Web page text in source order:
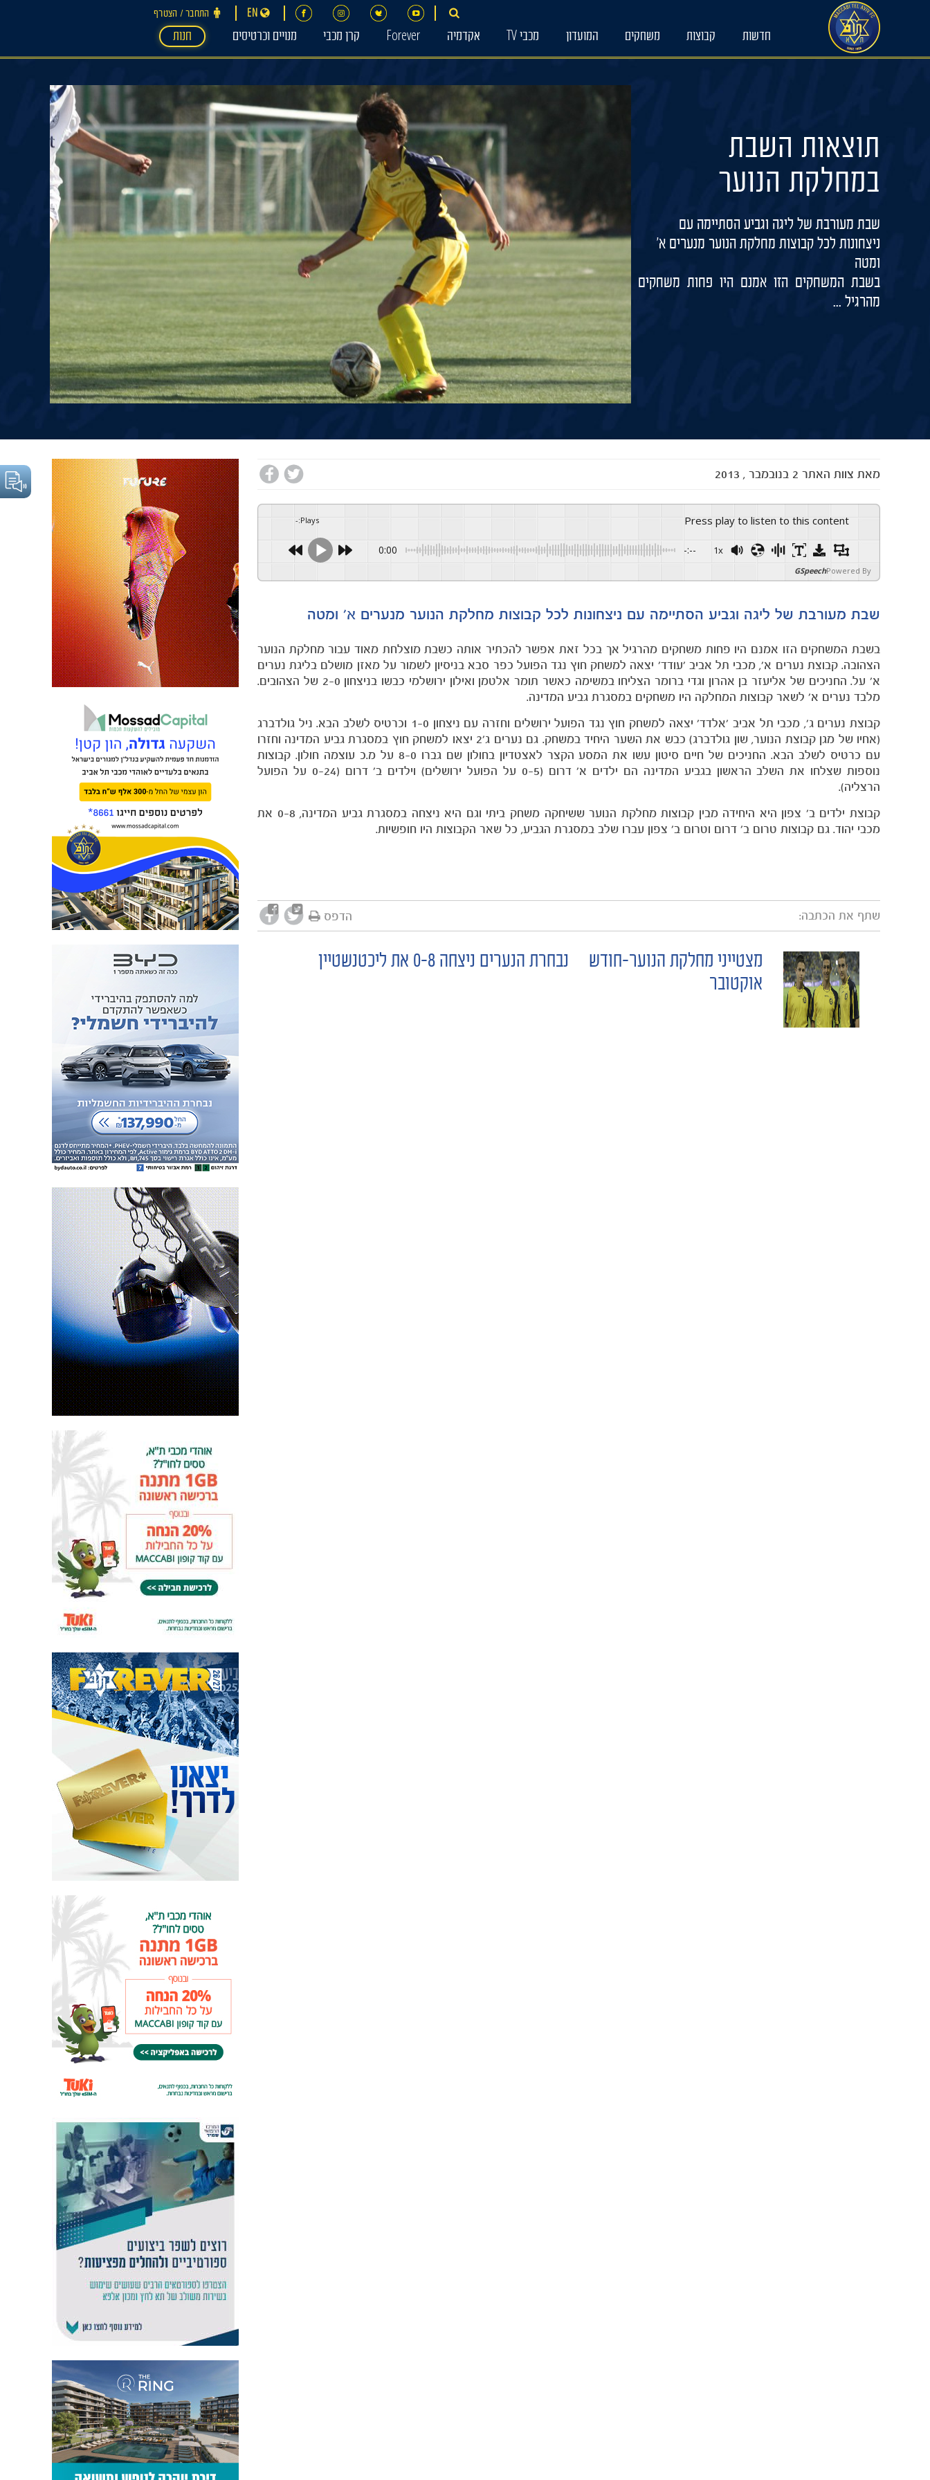
התחבר ‪/‬ הצטרף EN
חדשות קבוצות משחקים המועדון מכבי TV אקדמיה Forever קרן מכבי מנויים וכרטיסים חנות
תוצאות השבת
במחלקת הנוער
שבת מעורבת של ליגה וגביע הסתיימה עם
ניצחונות לכל קבוצות מחלקת הנוער מנערים א'
ומטה
בשבת המשחקים הזו אמנם היו פחות משחקים
מהרגיל ...
מאת צוות האתר 2 בנובמבר , 2013
Press play to listen to this content
Plays
:
-
0:00 -:-- 1x
Powered By
GSpeech
שבת מעורבת של ליגה וגביע הסתיימה עם ניצחונות לכל קבוצות מחלקת הנוער מנערים א' ומטה
בשבת המשחקים הזו אמנם היו פחות משחקים מהרגיל אך בכל זאת אפשר להכתיר אותה כשבת מוצלחת מאוד עבור מחלקת הנוער
הצהובה. קבוצת נערים א', מכבי תל אביב 'עודד' יצאה למשחק חוץ נגד הפועל כפר סבא בניסיון לשמור על מאזן מושלם בליגת נערים
א' על. החניכים של אליעזר בן אהרון וגדי ברומר הצליחו במשימה כאשר תומר אלטמן ואילון ירושלמי כבשו בניצחון 2-0 של הצהובים.
מלבד נערים א' לשאר קבוצות המחלקה היו משחקים במסגרת גביע המדינה.
קבוצת נערים ג', מכבי תל אביב 'אלדד' יצאה למשחק חוץ נגד הפועל ירושלים וחזרה עם ניצחון 1-0 וכרטיס לשלב הבא. ניל גולדברג
(אחיו של מגן קבוצת הנוער, שון גולדברג) כבש את השער היחיד במשחק. גם נערים ג'2 יצאו למשחק חוץ במסגרת גביע המדינה וחזרו
עם כרטיס לשלב הבא. החניכים של חיים סיטון עשו את המסע הקצר לאצטדיון בחולון שם גברו 8-0 על מ.כ עוצמה חולון. קבוצות
נוספות שצלחו את השלב הראשון בגביע המדינה הם ילדים א' דרום (0-5 על הפועל ירושלים) וילדים ב' דרום (0-24 על הפועל
הרצליה).
קבוצת ילדים ב' צפון היא היחידה מבין קבוצות מחלקת הנוער ששיחקה משחק ביתי וגם היא ניצחה במסגרת גביע המדינה, 0-8 את
מכבי יהוד. גם קבוצות טרום ב' דרום וטרום ב' צפון עברו שלב במסגרת הגביע, כל שאר הקבוצות היו חופשיות.
שתף את הכתבה: הדפס
POST
NAVIGATION
נבחרת הנערים ניצחה 0-8 את ליכטנשטיין
מצטייני מחלקת הנוער-חודש
אוקטובר